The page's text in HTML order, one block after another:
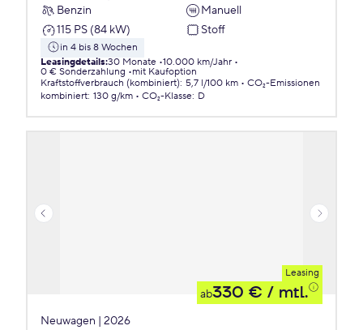
Benzin
Manuell
115 PS (84 kW)
Stoff
in 4 bis 8 Wochen
Leasingdetails:30 Monate 10.000 km/Jahr
0 € Sonderzahlung
mit Kaufoption
Kraftstoffverbrauch (kombiniert): 5,7 l/100 km
CO₂-Emissionen
kombiniert: 130 g/km CO₂-Klasse: D
Leasing
ab330 € / mtl.
Neuwagen | 2026